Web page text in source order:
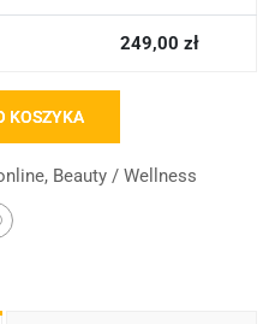
249,00 zł
KOSZYKA
, Beauty / Wellness